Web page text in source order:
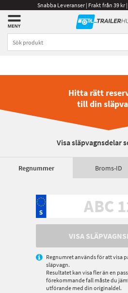
Snabba Leveranser | Frakt från 39 kr
Hitta rätt
till din
Visa släpvagnsdelar
Regnummer Broms-ID
VISA
Regnumret används för att visa
släpvagn.
Resultatet kan visa fler än en
förekommande fall måste du
utförande med din originaldel.